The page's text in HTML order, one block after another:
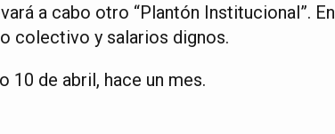
a cabo otro “Plantón Institucional”. En
colectivo y salarios dignos.
10 de abril, hace un mes.